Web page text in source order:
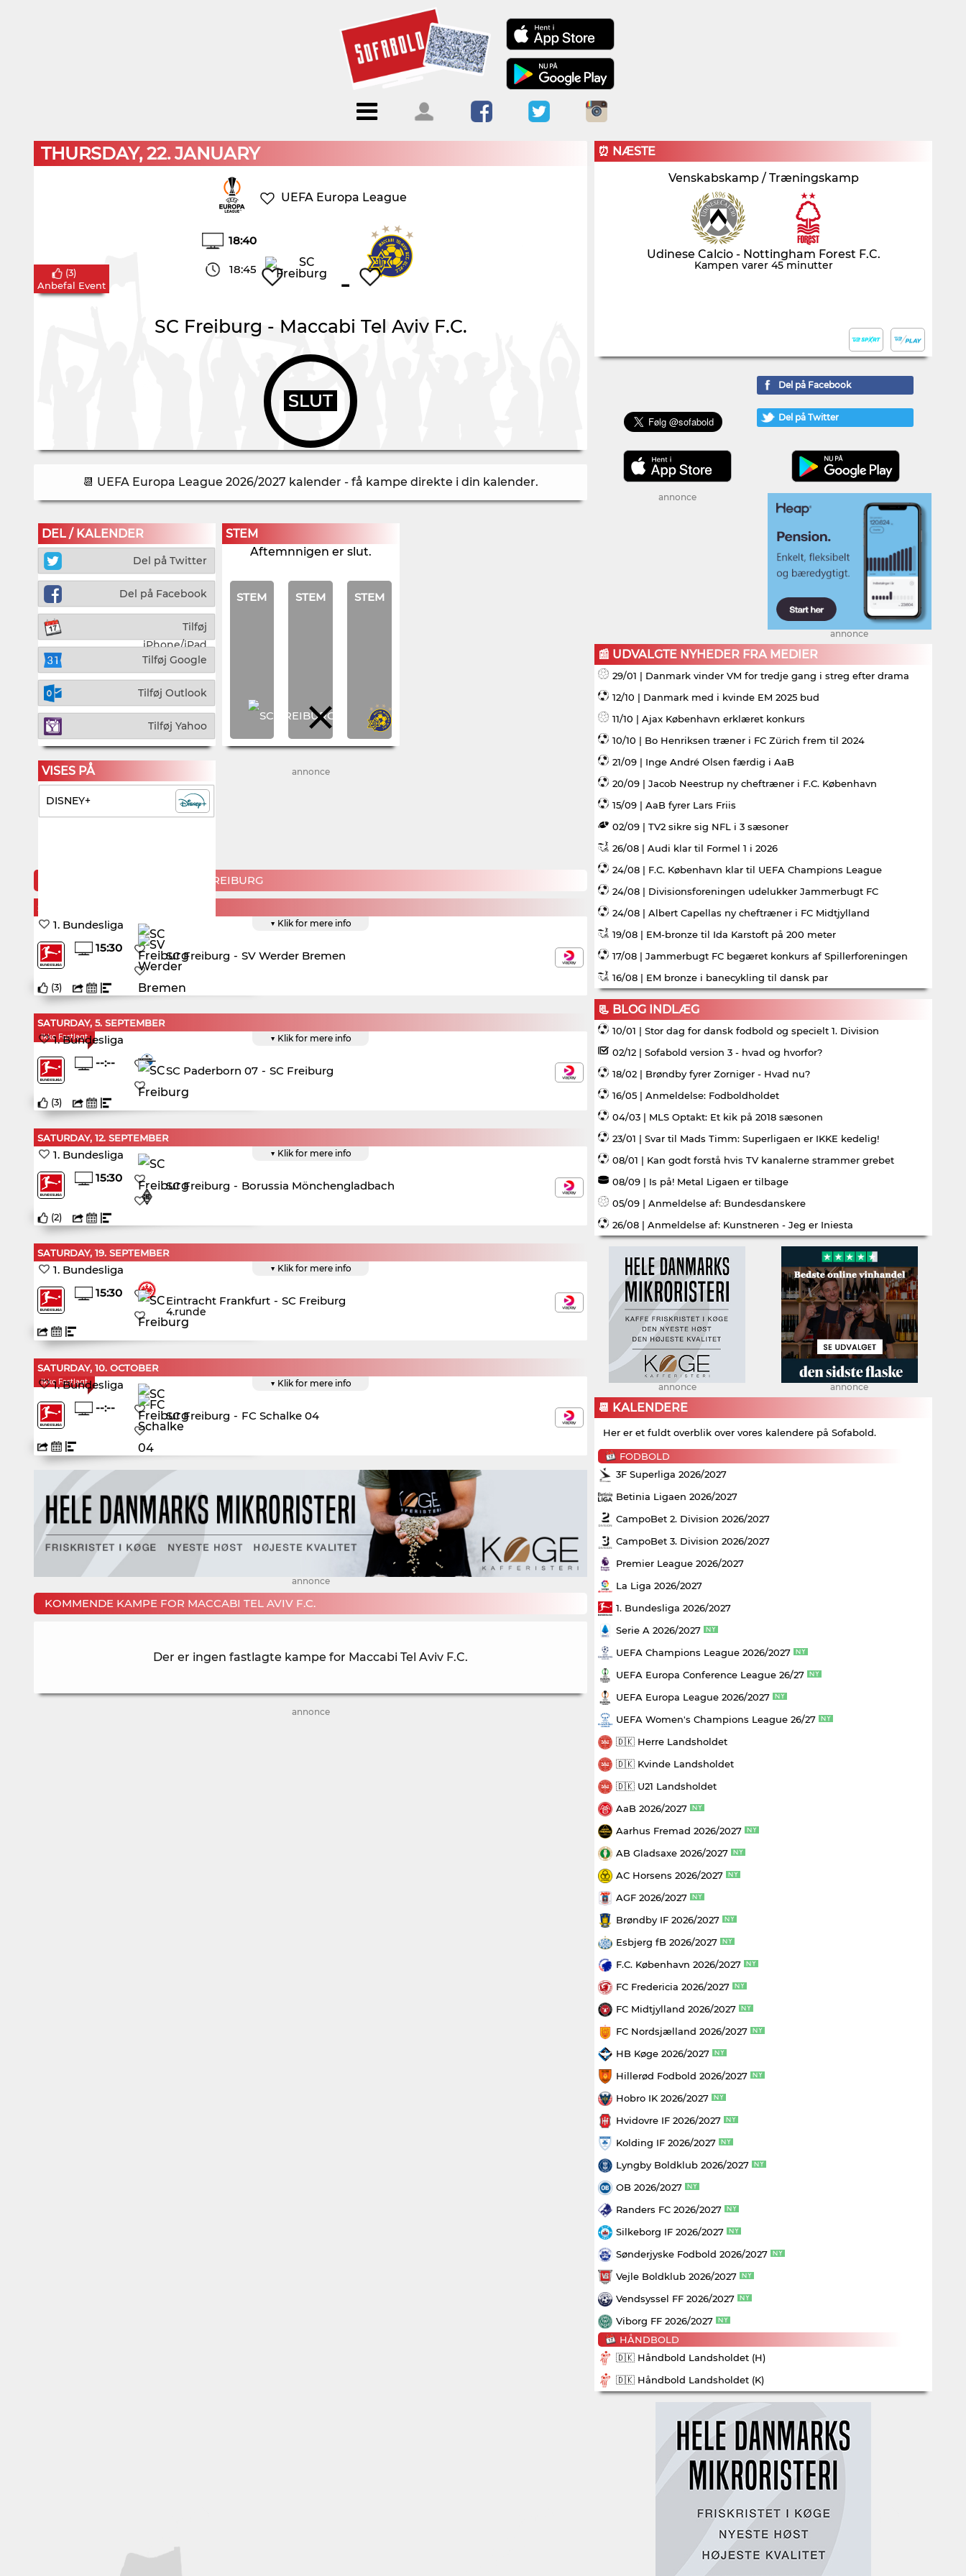
Menu
Forside Kalendere
Blogs
Om
Sofabold
Kontakt
Log ind
THURSDAY, 22. JANUARY
UEFA Europa League
18:40
18:45 -
SC Freiburg - Maccabi Tel Aviv F.C.
SLUT
(3)
Anbefal Event
📆 UEFA Europa League 2026/2027 kalender - få kampe direkte i din kalender.
DEL / KALENDER
Del på Twitter
Del på Facebook
Tilføj
iPhone/iPad
Tilføj Google
Tilføj Outlook
Tilføj Yahoo
STEM
Aftemnnigen er slut.
STEM STEM STEM
VISES PÅ
DISNEY+
annonce
KOMMENDE KAMPE FOR SC FREIBURG
SUNDAY, 30. AUGUST
▼ Klik for mere info
1. Bundesliga
15:30
SC Freiburg - SV Werder Bremen
(3)
SATURDAY, 5. SEPTEMBER
Ikke Fastlagt ▼ Klik for mere info
1. Bundesliga
--:--
SC Paderborn 07 - SC Freiburg
(3)
SATURDAY, 12. SEPTEMBER
▼ Klik for mere info
1. Bundesliga
15:30
SC Freiburg - Borussia Mönchengladbach
(2)
SATURDAY, 19. SEPTEMBER
▼ Klik for mere info
1. Bundesliga
15:30
Eintracht Frankfurt - SC Freiburg
4.runde
SATURDAY, 10. OCTOBER
Ikke Fastlagt ▼ Klik for mere info
1. Bundesliga
--:--
SC Freiburg - FC Schalke 04
annonce
KOMMENDE KAMPE FOR MACCABI TEL AVIV F.C.
Der er ingen fastlagte kampe for Maccabi Tel Aviv F.C.
annonce
⏰ NÆSTE
Venskabskamp / Træningskamp
Udinese Calcio - Nottingham Forest F.C.
Kampen varer 45 minutter
Del på Facebook
Del på Twitter
annonce
annonce
📰 UDVALGTE NYHEDER FRA MEDIER
29/01 | Danmark vinder VM for tredje gang i streg efter drama
12/10 | Danmark med i kvinde EM 2025 bud
11/10 | Ajax København erklæret konkurs
10/10 | Bo Henriksen træner i FC Zürich frem til 2024
21/09 | Inge André Olsen færdig i AaB
20/09 | Jacob Neestrup ny cheftræner i F.C. København
15/09 | AaB fyrer Lars Friis
02/09 | TV2 sikre sig NFL i 3 sæsoner
26/08 | Audi klar til Formel 1 i 2026
24/08 | F.C. København klar til UEFA Champions League
24/08 | Divisionsforeningen udelukker Jammerbugt FC
24/08 | Albert Capellas ny cheftræner i FC Midtjylland
19/08 | EM-bronze til Ida Karstoft på 200 meter
17/08 | Jammerbugt FC begæret konkurs af Spillerforeningen
16/08 | EM bronze i banecykling til dansk par
📃 BLOG INDLÆG
10/01 | Stor dag for dansk fodbold og specielt 1. Division
02/12 | Sofabold version 3 - hvad og hvorfor?
18/02 | Brøndby fyrer Zorniger - Hvad nu?
16/05 | Anmeldelse: Fodboldholdet
04/03 | MLS Optakt: Et kik på 2018 sæsonen
23/01 | Svar til Mads Timm: Superligaen er IKKE kedelig!
08/01 | Kan godt forstå hvis TV kanalerne strammer grebet
08/09 | Is på! Metal Ligaen er tilbage
05/09 | Anmeldelse af: Bundesdanskere
26/08 | Anmeldelse af: Kunstneren - Jeg er Iniesta
annonce annonce
📆 KALENDERE
Her er et fuldt overblik over vores kalendere på Sofabold.
FODBOLD
3F Superliga 2026/2027
Betinia Ligaen 2026/2027
CampoBet 2. Division 2026/2027
CampoBet 3. Division 2026/2027
Premier League 2026/2027
La Liga 2026/2027
1. Bundesliga 2026/2027
Serie A 2026/2027
UEFA Champions League 2026/2027
UEFA Europa Conference League 26/27
UEFA Europa League 2026/2027
UEFA Women's Champions League 26/27
🇩🇰 Herre Landsholdet
🇩🇰 Kvinde Landsholdet
🇩🇰 U21 Landsholdet
AaB 2026/2027
Aarhus Fremad 2026/2027
AB Gladsaxe 2026/2027
AC Horsens 2026/2027
AGF 2026/2027
Brøndby IF 2026/2027
Esbjerg fB 2026/2027
F.C. København 2026/2027
FC Fredericia 2026/2027
FC Midtjylland 2026/2027
FC Nordsjælland 2026/2027
HB Køge 2026/2027
Hillerød Fodbold 2026/2027
Hobro IK 2026/2027
Hvidovre IF 2026/2027
Kolding IF 2026/2027
Lyngby Boldklub 2026/2027
OB 2026/2027
Randers FC 2026/2027
Silkeborg IF 2026/2027
Sønderjyske Fodbold 2026/2027
Vejle Boldklub 2026/2027
Vendsyssel FF 2026/2027
Viborg FF 2026/2027
HÅNDBOLD
🇩🇰 Håndbold Landsholdet (H)
🇩🇰 Håndbold Landsholdet (K)